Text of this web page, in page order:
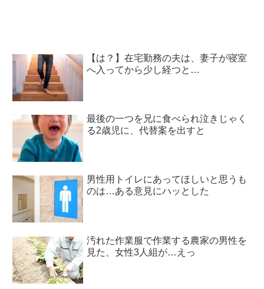
【は？】在宅勤務の夫は、妻子が寝室
へ入ってから少し経つと…
最後の一つを兄に食べられ泣きじゃく
る2歳児に、代替案を出すと
男性用トイレにあってほしいと思うも
のは…ある意見にハッとした
汚れた作業服で作業する農家の男性を
見た、女性3人組が…えっ